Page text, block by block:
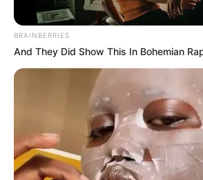
EMERGENCIAS POR LLUVIAS
FUERTES LLUVIAS
VIA AL
LIGA BETPLAY
CORTES DE LUZ
CORTES DE
FENÓMENO DEL NIÑO
BRAINBERRIES
And They Did Show This In Bohemian